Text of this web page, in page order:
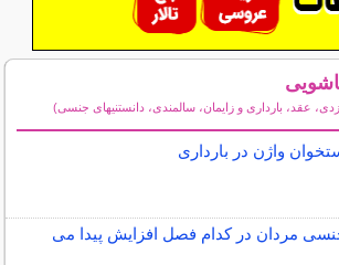
عقد، بارداری و زایمان، سالمندی، دانستنیهای جنسی)
واژن در بارداری
مردان در کدام فصل افزایش پیدا می